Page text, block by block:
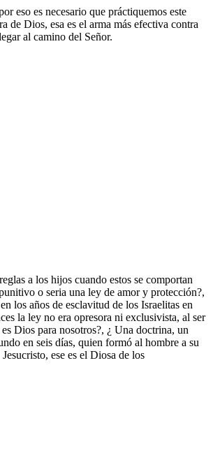
eso es necesario que práctiquemos este
de Dios, esa es el arma más efectiva contra
al camino del Señor.
a los hijos cuando estos se comportan
o seria una ley de amor y protección?,
los años de esclavitud de los Israelitas en
la ley no era opresora ni exclusivista, al ser
Dios para nosotros?, ¿ Una doctrina, un
en seis días, quien formó al hombre a su
ese es el Diosa de los